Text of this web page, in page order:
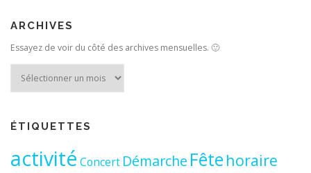
ARCHIVES
Essayez de voir du côté des archives mensuelles. 🙂
ÉTIQUETTES
activité Concert Démarche Fête horaire